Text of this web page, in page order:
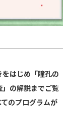
はじめ「瞳孔の
の解説までご覧
のプログラムが